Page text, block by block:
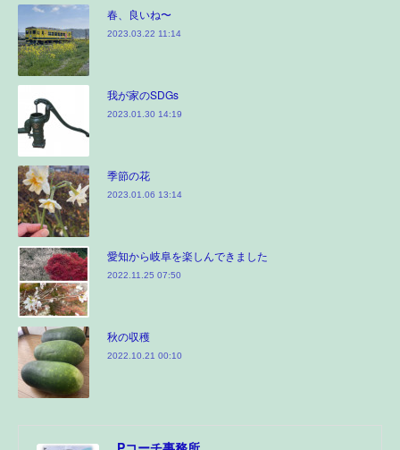
春、良いね〜
2023.03.22 11:14
我が家のSDGs
2023.01.30 14:19
季節の花
2023.01.06 13:14
愛知から岐阜を楽しんできました
2022.11.25 07:50
秋の収穫
2022.10.21 00:10